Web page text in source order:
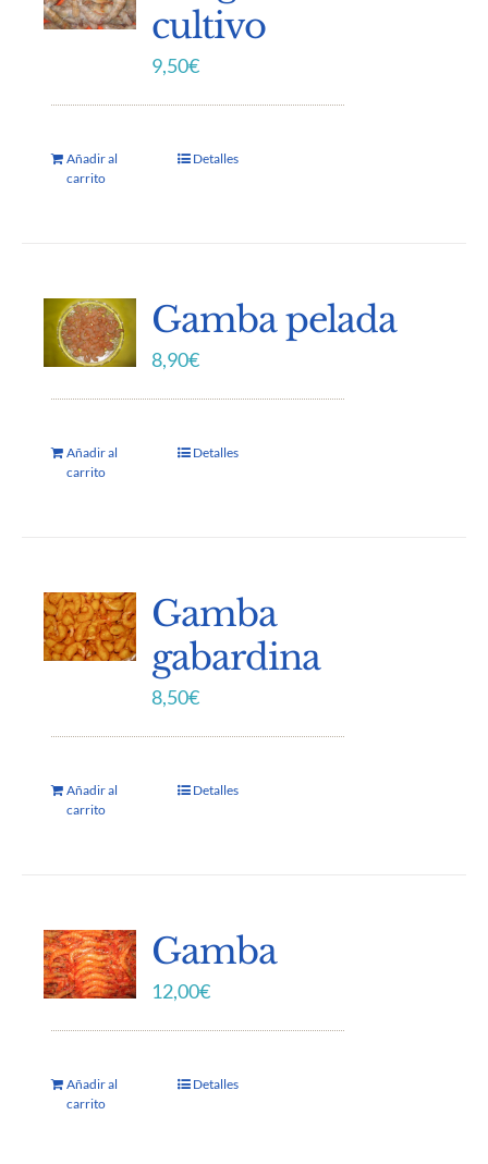
cultivo
9,50€
Añadir al
carrito
Detalles
Gamba pelada
8,90€
Añadir al
carrito
Detalles
Gamba
gabardina
8,50€
Añadir al
carrito
Detalles
Gamba
12,00€
Añadir al
carrito
Detalles